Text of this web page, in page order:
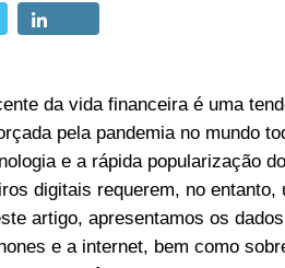
da vida financeira é uma
pela pandemia no mundo
e a rápida popularização
digitais requerem, no
artigo, apresentamos os
e a internet, bem como